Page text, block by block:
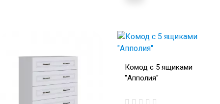
Комод с 5 ящиками
"Апполия"